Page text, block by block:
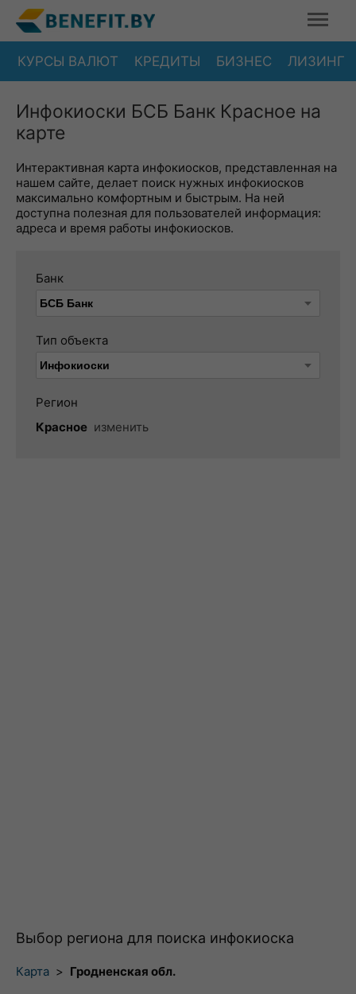
КУРСЫ ВАЛЮТ КРЕДИТЫ БИЗНЕС ЛИЗИНГ
Инфокиоски БСБ Банк Красное на
карте
Интерактивная карта инфокиосков, представленная на
нашем сайте, делает поиск нужных инфокиосков
максимально комфортным и быстрым. На ней
доступна полезная для пользователей информация:
адреса и время работы инфокиосков.
Банк
Тип объекта
Регион
Красное изменить
Выбор региона для поиска инфокиоска
Карта > Гродненская обл.